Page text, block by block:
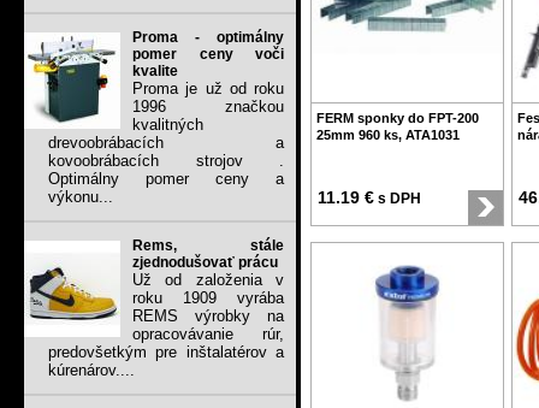
Proma - optimálny
pomer ceny voči
kvalite
Proma je už od roku
1996 značkou
kvalitných
drevoobrábacích a
kovoobrábacích strojov .
Optimálny pomer ceny a
výkonu...
Rems, stále
zjednodušovať prácu
Už od založenia v
roku 1909 vyrába
REMS výrobky na
opracovávanie rúr,
predovšetkým pre inštalatérov a
kúrenárov....
FERM sponky do FPT-200
25mm 960 ks, ATA1031
11.19 € s DPH